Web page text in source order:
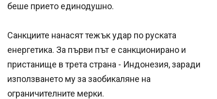
беше прието единодушно.
Санкциите нанасят тежък удар по руската
енергетика. За първи път е санкционирано и
пристанище в трета страна - Индонезия, заради
използването му за заобикаляне на
ограничителните мерки.